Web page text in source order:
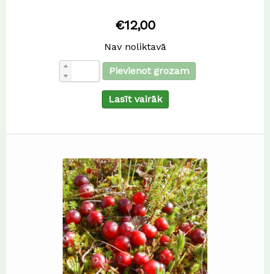
€12,00
Nav noliktavā
Pievienot grozam
Lasīt vairāk